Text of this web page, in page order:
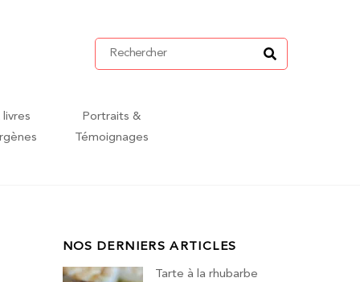
Portraits &
Témoignages
NOS DERNIERS ARTICLES
Tarte à la rhubarbe